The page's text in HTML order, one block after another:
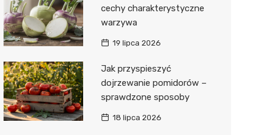
cechy charakterystyczne
warzywa
19 lipca 2026
Jak przyspieszyć
dojrzewanie pomidorów –
sprawdzone sposoby
18 lipca 2026